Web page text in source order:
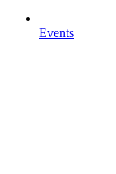
Events